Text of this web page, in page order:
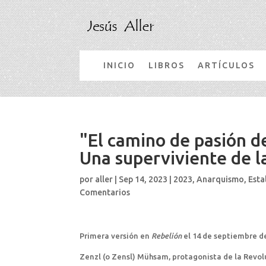
INICIO LIBROS ARTÍCULOS
"El camino de pasión
Una superviviente de
por aller Sep 14, 2023 2023,Anarquismo,
Comentarios
Primera versión en Rebeliónel 14 de septiembre
Zenzl (o Zensl) Mühsam, protagonista de la